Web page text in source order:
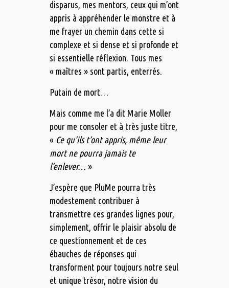
disparus, mes mentors, ceux qui m’ont
appris à appréhender le monstre et à
me frayer un chemin dans cette si
complexe et si dense et si profonde et
si essentielle réflexion. Tous mes
« maîtres » sont partis, enterrés.
Putain de mort…
Mais comme me l’a dit Marie Moller
pour me consoler et à très juste titre,
« Ce qu’ils t’ont appris, même leur
mort ne pourra jamais te
l’enlever… »
J’espère que PluMe pourra très
modestement contribuer à
transmettre ces grandes lignes pour,
simplement, offrir le plaisir absolu de
ce questionnement et de ces
ébauches de réponses qui
transforment pour toujours notre seul
et unique trésor, notre vision du